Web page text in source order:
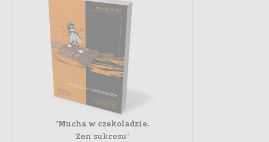
"Mucha w czekoladzie.
Zen sukcesu"